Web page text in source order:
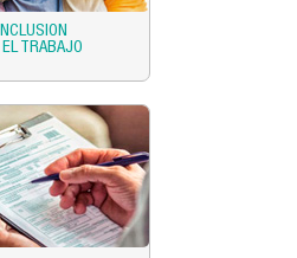
TRABAJO